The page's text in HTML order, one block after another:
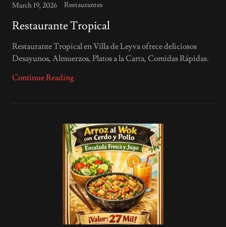
March 19, 2026 Restaurantes
Restaurante Tropical
Restaurante Tropical en Villa de Leyva ofrece deliciosos
Desayunos, Almuerzos, Platos a la Carta, Comidas Rápidas.
Continue Reading